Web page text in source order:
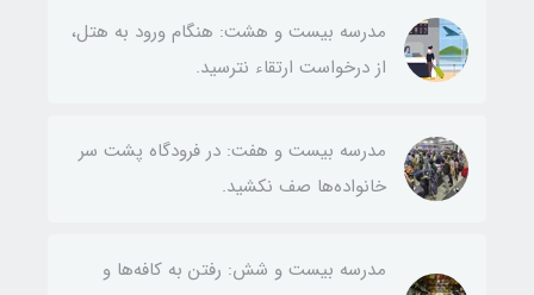
مدرسه بیست و هشت: هنگام ورود به هتل،
از درخواست ارتقاء نترسید.
مدرسه بیست و هفت: در فرودگاه‌ پشت سر
خانواده‌ها صف نکشید.
مدرسه بیست و شش: رفتن به کافه‌ها و